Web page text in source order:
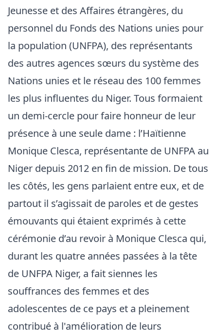
Jeunesse et des Affaires étrangères, du
personnel du Fonds des Nations unies pour
la population (UNFPA), des représentants
des autres agences sœurs du système des
Nations unies et le réseau des 100 femmes
les plus influentes du Niger. Tous formaient
un demi-cercle pour faire honneur de leur
présence à une seule dame : l’Haïtienne
Monique Clesca, représentante de UNFPA au
Niger depuis 2012 en fin de mission. De tous
les côtés, les gens parlaient entre eux, et de
partout il s’agissait de paroles et de gestes
émouvants qui étaient exprimés à cette
cérémonie d’au revoir à Monique Clesca qui,
durant les quatre années passées à la tête
de UNFPA Niger, a fait siennes les
souffrances des femmes et des
adolescentes de ce pays et a pleinement
contribué à l'amélioration de leurs